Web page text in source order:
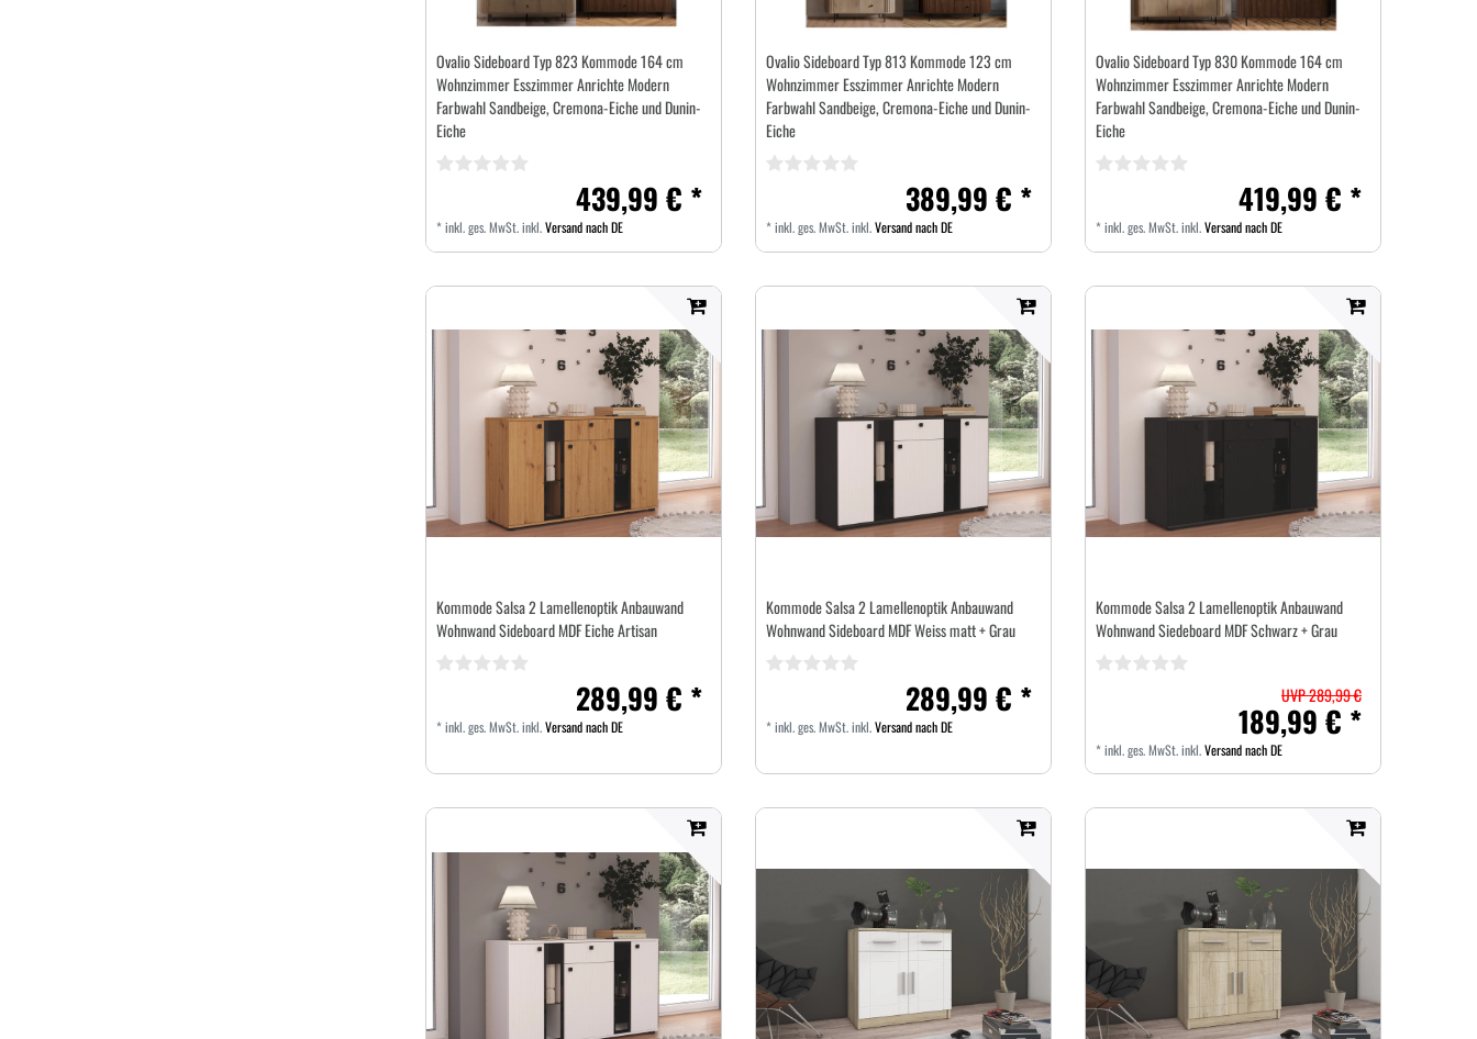
Ovalio Sideboard Typ 823 Kommode 164 cm
Wohnzimmer Esszimmer Anrichte Modern
Farbwahl Sandbeige, Cremona-Eiche und Dunin-
Eiche
439,99 € *
*inkl. ges. MwSt.inkl.Versand nach DE
Ovalio Sideboard Typ 813 Kommode 123 cm
Wohnzimmer Esszimmer Anrichte Modern
Farbwahl Sandbeige, Cremona-Eiche und Dunin-
Eiche
389,99 € *
*inkl. ges. MwSt.inkl.Versand nach DE
Ovalio Sideboard Typ 830 Kommode 164 cm
Wohnzimmer Esszimmer Anrichte Modern
Farbwahl Sandbeige, Cremona-Eiche und Dunin-
Eiche
419,99 € *
*inkl. ges. MwSt.inkl.Versand nach DE
Kommode Salsa 2 Lamellenoptik Anbauwand
Wohnwand Sideboard MDF Eiche Artisan
289,99 € *
*inkl. ges. MwSt.inkl.Versand nach DE
Kommode Salsa 2 Lamellenoptik Anbauwand
Wohnwand Sideboard MDF Weiss matt + Grau
289,99 € *
*inkl. ges. MwSt.inkl.Versand nach DE
Kommode Salsa 2 Lamellenoptik Anbauwand
Wohnwand Siedeboard MDF Schwarz + Grau
UVP 289,99 €
189,99 € *
*inkl. ges. MwSt.inkl.Versand nach DE